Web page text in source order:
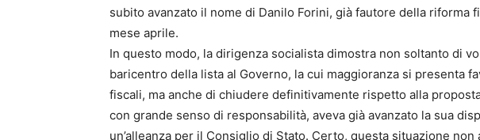
subito avanzato il nome di Danilo Forini, già fautore della riforma
mese aprile.
In questo modo, la dirigenza socialista dimostra non soltanto di
baricentro della lista al Governo, la cui maggioranza si presenta
fiscali, ma anche di chiudere definitivamente rispetto alla
con grande senso di responsabilità, aveva già avanzato la sua
un’alleanza per il Consiglio di Stato. Certo, questa situazione